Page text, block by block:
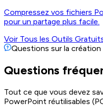
Compressez vos fichiers
pour un partage plus facile.
Voir Tous les Outils
Questions sur la création
Questions
Tout ce que vous devez
PowerPoint réutilisables